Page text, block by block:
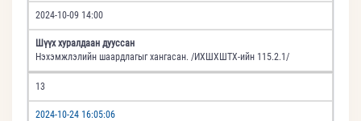
2024-10-09 14:00
Шүүх хуралдаан дууссан
Нэхэмжлэлийн шаардлагыг хангасан. /ИХШХШТХ-ийн 115.2.1/
13
2024-10-24 16:05:06